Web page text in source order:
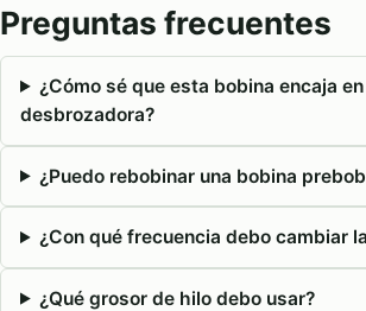
Preguntas frecuentes
¿Cómo sé que esta bobina encaja
desbrozadora?
¿Puedo rebobinar una bobina
¿Con qué frecuencia debo cambiar
¿Qué grosor de hilo debo usar?